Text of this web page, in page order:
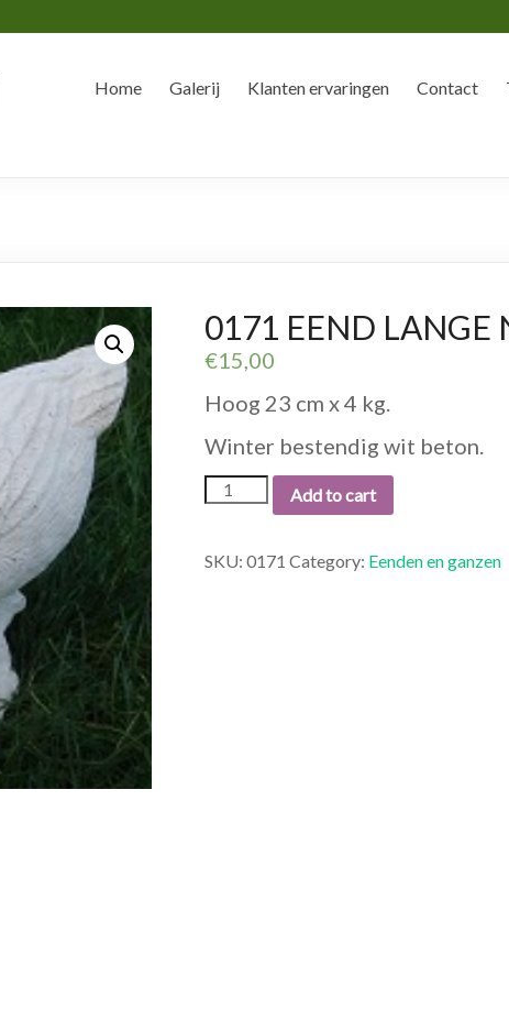
Home Galerij Klanten ervaringen Contact
0171 EEND LANGE
€15,00
Hoog 23 cm x 4 kg.
Winter bestendig wit beton.
0171
EEND
quantity
Add to cart
SKU:0171 Category: Eenden en ganzen